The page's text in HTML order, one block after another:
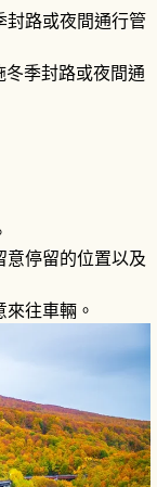
封路或夜間通行管
季封路或夜間通
意停留的位置以及
往車輛。